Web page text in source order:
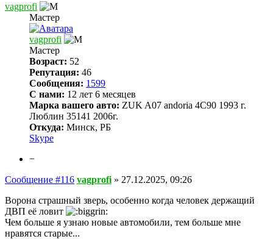
vagprofi
Мастер
vagprofi
Мастер
Возраст: 52
Репутация: 46
Сообщения: 1599
С нами: 12 лет 6 месяцев
Марка вашего авто: ZUK A07 andoria 4C90 1993 г.
Люблин 35141 2006г.
Откуда: Минск, РБ
Skype
−
Сообщение #116 vagprofi » 27.12.2025, 09:26
Ворона страшный зверь, особенно когда человек держащий
ДВП её ловит
Чем больше я узнаю новые автомобили, тем больше мне
нравятся старые...